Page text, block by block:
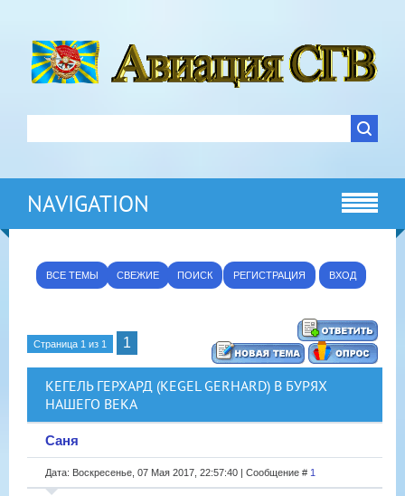
NAVIGATION
ВСЕ ТЕМЫ СВЕЖИЕ ПОИСК РЕГИСТРАЦИЯ ВХОД
Страница 1 из 1 1
КЕГЕЛЬ ГЕРХАРД (KEGEL GERHARD) В БУРЯХ
НАШЕГО ВЕКА
Саня
Дата: Воскресенье, 07 Мая 2017, 22:57:40 | Сообщение # 1